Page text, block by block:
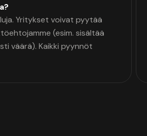
Yritykset voivat pyytää
(esim. sisältää
väärä). Kaikki pyynnöt